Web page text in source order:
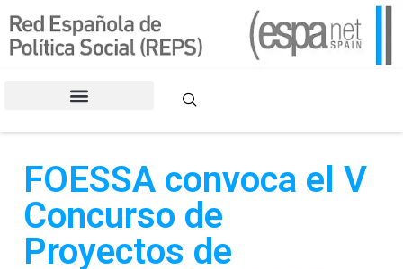
FOESSA convoca el V
Concurso de
Proyectos de